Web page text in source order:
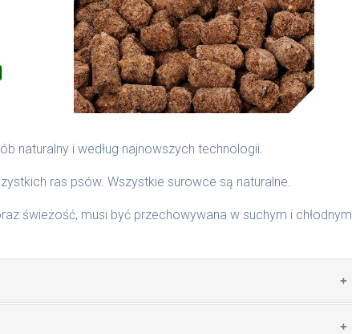
które są zwiększane lub zmniejszane w zależności
zapewnić psu świeżą wodę. Zalecamy karmienie dwa
naturalny i według najnowszych technologii.
ras psów. Wszystkie surowce są naturalne.
świeżość, musi być przechowywana w suchym i chłodnym
44% wołowina, zboża, warzywa, olej z wątroby